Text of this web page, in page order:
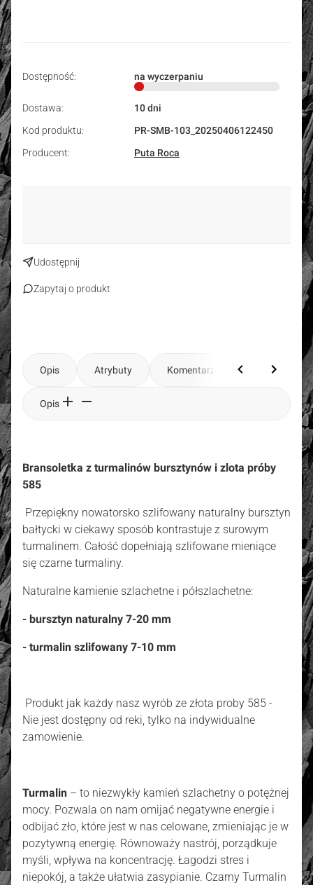
Dostępność: na wyczerpaniu
Dostawa:
10 dni
Kod produktu:
PR-SMB-103_20250406122450
Producent:
Puta Roca
Udostępnij
Zapytaj o produkt
Opis Atrybuty Komentarze
Opis
Bransoletka z turmalinów bursztynów i zlota próby
585
Przepiękny nowatorsko szlifowany naturalny bursztyn
bałtycki w ciekawy sposób kontrastuje z surowym
turmalinem. Całość dopełniają szlifowane mieniące
się czarne turmaliny.
Naturalne kamienie szlachetne i półszlachetne:
- bursztyn naturalny 7-20 mm
- turmalin szlifowany 7-10 mm
Produkt jak każdy nasz wyrób ze złota proby 585 -
Nie jest dostępny od reki, tylko na indywidualne
zamowienie.
Turmalin – to niezwykły kamień szlachetny o potężnej
mocy. Pozwala on nam omijać negatywne energie i
odbijać zło, które jest w nas celowane, zmieniając je w
pozytywną energię. Równoważy nastrój, porządkuje
myśli, wpływa na koncentrację. Łagodzi stres i
niepokój, a także ułatwia zasypianie. Czarny Turmalin